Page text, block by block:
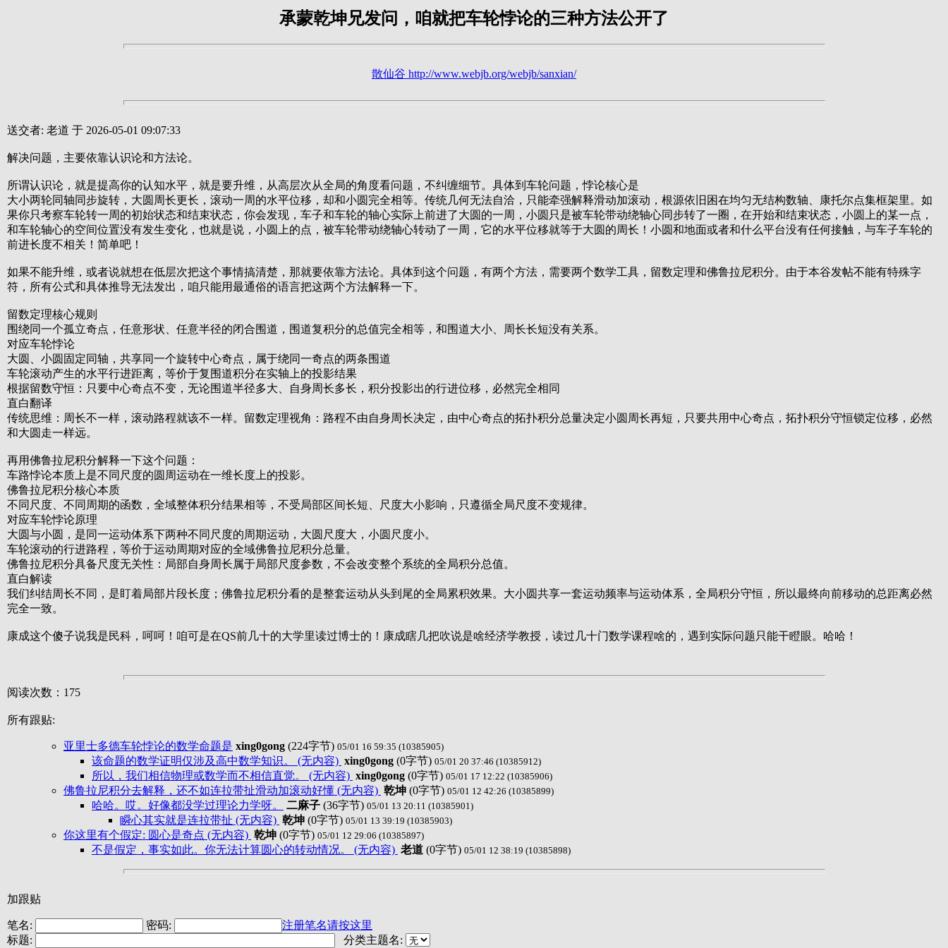
承蒙乾坤兄发问，咱就把车轮悖论的三种方法公开了
散仙谷 http://www.webjb.org/webjb/sanxian/
送交者: 老道 于 2026-05-01 09:07:33
解决问题，主要依靠认识论和方法论。
所谓认识论，就是提高你的认知水平，就是要升维，从高层次从全局的角度看问题，不纠缠细节。具体到车轮问题，悖论核心是
大小两轮同轴同步旋转，大圆周长更长，滚动一周的水平位移，却和小圆完全相等。传统几何无法自洽，只能牵强解释滑动加滚动，根源依旧困在均匀无结构数轴、康托尔点集框架里。如
果你只考察车轮转一周的初始状态和结束状态，你会发现，车子和车轮的轴心实际上前进了大圆的一周，小圆只是被车轮带动绕轴心同步转了一圈，在开始和结束状态，小圆上的某一点，
和车轮轴心的空间位置没有发生变化，也就是说，小圆上的点，被车轮带动绕轴心转动了一周，它的水平位移就等于大圆的周长！小圆和地面或者和什么平台没有任何接触，与车子车轮的
前进长度不相关！简单吧！
如果不能升维，或者说就想在低层次把这个事情搞清楚，那就要依靠方法论。具体到这个问题，有两个方法，需要两个数学工具，留数定理和佛鲁拉尼积分。由于本谷发帖不能有特殊字
符，所有公式和具体推导无法发出，咱只能用最通俗的语言把这两个方法解释一下。
留数定理核心规则
围绕同一个孤立奇点，任意形状、任意半径的闭合围道，围道复积分的总值完全相等，和围道大小、周长长短没有关系。
对应车轮悖论
大圆、小圆固定同轴，共享同一个旋转中心奇点，属于绕同一奇点的两条围道
车轮滚动产生的水平行进距离，等价于复围道积分在实轴上的投影结果
根据留数守恒：只要中心奇点不变，无论围道半径多大、自身周长多长，积分投影出的行进位移，必然完全相同
直白翻译
传统思维：周长不一样，滚动路程就该不一样。留数定理视角：路程不由自身周长决定，由中心奇点的拓扑积分总量决定小圆周长再短，只要共用中心奇点，拓扑积分守恒锁定位移，必然
和大圆走一样远。
再用佛鲁拉尼积分解释一下这个问题：
车路悖论本质上是不同尺度的圆周运动在一维长度上的投影。
佛鲁拉尼积分核心本质
不同尺度、不同周期的函数，全域整体积分结果相等，不受局部区间长短、尺度大小影响，只遵循全局尺度不变规律。
对应车轮悖论原理
大圆与小圆，是同一运动体系下两种不同尺度的周期运动，大圆尺度大，小圆尺度小。
车轮滚动的行进路程，等价于运动周期对应的全域佛鲁拉尼积分总量。
佛鲁拉尼积分具备尺度无关性：局部自身周长属于局部尺度参数，不会改变整个系统的全局积分总值。
直白解读
我们纠结周长不同，是盯着局部片段长度；佛鲁拉尼积分看的是整套运动从头到尾的全局累积效果。大小圆共享一套运动频率与运动体系，全局积分守恒，所以最终向前移动的总距离必然
完全一致。
康成这个傻子说我是民科，呵呵！咱可是在QS前几十的大学里读过博士的！康成瞎几把吹说是啥经济学教授，读过几十门数学课程啥的，遇到实际问题只能干瞪眼。哈哈！
阅读次数：175
所有跟贴:
亚里士多德车轮悖论的数学命题是 xing0gong (224字节) 05/01 16 59:35 (10385905)
该命题的数学证明仅涉及高中数学知识。 (无内容) xing0gong (0字节) 05/01 20 37:46 (10385912)
所以，我们相信物理或数学而不相信直觉。 (无内容) xing0gong (0字节) 05/01 17 12:22 (10385906)
佛鲁拉尼积分去解释，还不如连拉带扯滑动加滚动好懂 (无内容) 乾坤 (0字节) 05/01 12 42:26 (10385899)
哈哈。哎。好像都没学过理论力学呀。 二麻子 (36字节) 05/01 13 20:11 (10385901)
瞬心其实就是连拉带扯 (无内容) 乾坤 (0字节) 05/01 13 39:19 (10385903)
你这里有个假定: 圆心是奇点 (无内容) 乾坤 (0字节) 05/01 12 29:06 (10385897)
不是假定，事实如此。你无法计算圆心的转动情况。 (无内容) 老道 (0字节) 05/01 12 38:19 (10385898)
加跟贴
笔名: 密码:
注册笔名请按这里
标题:
分类主题名: